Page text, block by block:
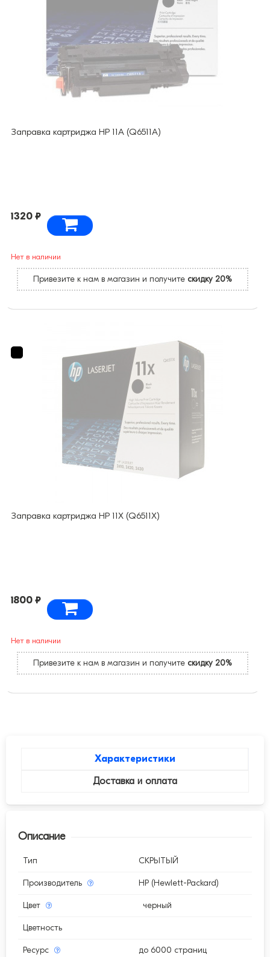
Заправка картриджа HP 11A (Q6511A)
1320 ₽
Нет в наличии
Привезите к нам в магазин и получите скидку 20%
Заправка картриджа HP 11X (Q6511X)
1800 ₽
Нет в наличии
Привезите к нам в магазин и получите скидку 20%
Характеристики
Доставка и оплата
Описание
Тип СКРЫТЫЙ
Производитель HP (Hewlett-Packard)
Цвет черный
Цветность
Ресурс до 6000 страниц